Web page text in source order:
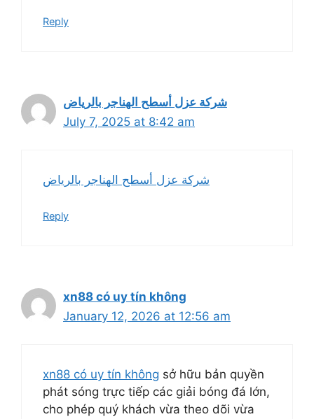
Reply
شركة عزل أسطح الهناجر بالرياض
July 7, 2025 at 8:42 am
شركة عزل أسطح الهناجر بالرياض
Reply
xn88 có uy tín không
January 12, 2026 at 12:56 am
xn88 có uy tín không sở hữu bản quyền
phát sóng trực tiếp các giải bóng đá lớn,
cho phép quý khách vừa theo dõi vừa